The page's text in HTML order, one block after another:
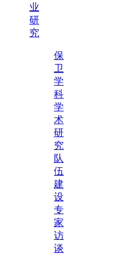
业
研
究
保
卫
学
科
学
术
研
究
队
伍
建
设
专
家
访
谈